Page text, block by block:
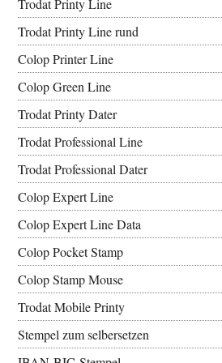
Trodat Printy Line
Trodat Printy Line rund
Colop Printer Line
Colop Green Line
Trodat Printy Dater
Trodat Professional Line
Trodat Professional Dater
Colop Expert Line
Colop Expert Line Data
Colop Pocket Stamp
Colop Stamp Mouse
Trodat Mobile Printy
Stempel zum selbersetzen